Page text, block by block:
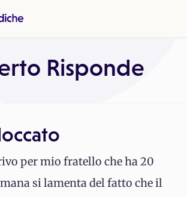
Risponde
per mio fratello che ha 20
si lamenta del fatto che il